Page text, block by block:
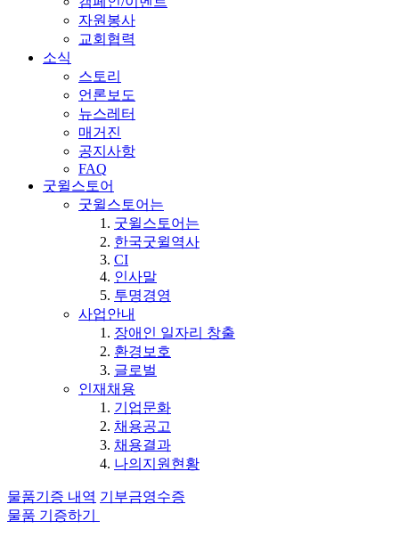
자원봉사
교회협력
소식
스토리
언론보도
뉴스레터
매거진
공지사항
FAQ
굿윌스토어
굿윌스토어는
굿윌스토어는
한국굿윌역사
CI
인사말
투명경영
사업안내
장애인 일자리 창출
환경보호
글로벌
인재채용
기업문화
채용공고
채용결과
나의지원현황
물품기증 내역 기부금영수증
물품 기증하기